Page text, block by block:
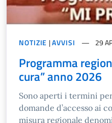
NOTIZIE |AVVISI 29
Programma
cura” anno 2026
Sono aperti i termini
domande d’accesso ai
misura regionale